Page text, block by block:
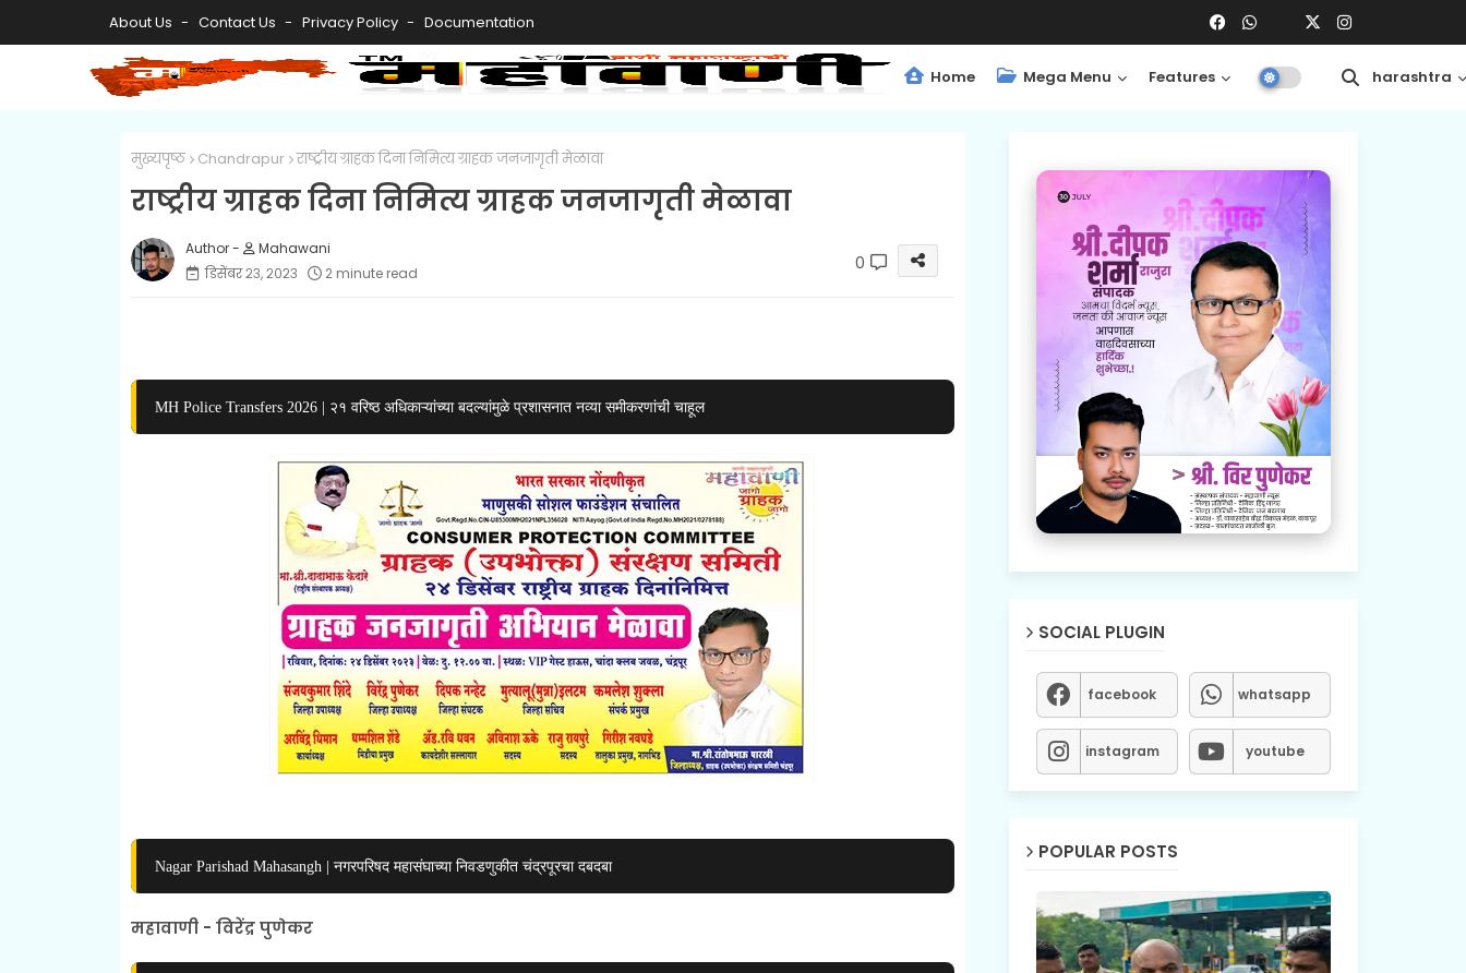
About Us Contact Us Privacy Policy Documentation
Home Mega Menu Features Central Maharashtra
मुख्यपृष्ठ Chandrapur राष्ट्रीय ग्राहक दिना निमित्य ग्राहक जनजागृती मेळावा
राष्ट्रीय ग्राहक दिना निमित्य ग्राहक जनजागृती मेळावा
Mahawani
डिसेंबर २३, २०२३
2 minute read 0
MH Police Transfers 2026 | २१ वरिष्ठ अधिकाऱ्यांच्या बदल्यांमुळे प्रशासनात नव्या समीकरणांची चाहूल
Nagar Parishad Mahasangh | नगरपरिषद महासंघाच्या निवडणुकीत चंद्रपूरचा दबदबा
महावाणी - विरेंद्र पुणेकर
SOCIAL PLUGIN
facebook whatsapp
instagram youtube
POPULAR POSTS